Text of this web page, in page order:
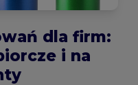
dla firm:
i na